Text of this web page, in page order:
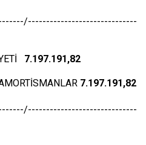
7.197.191,82
7.197.191,82